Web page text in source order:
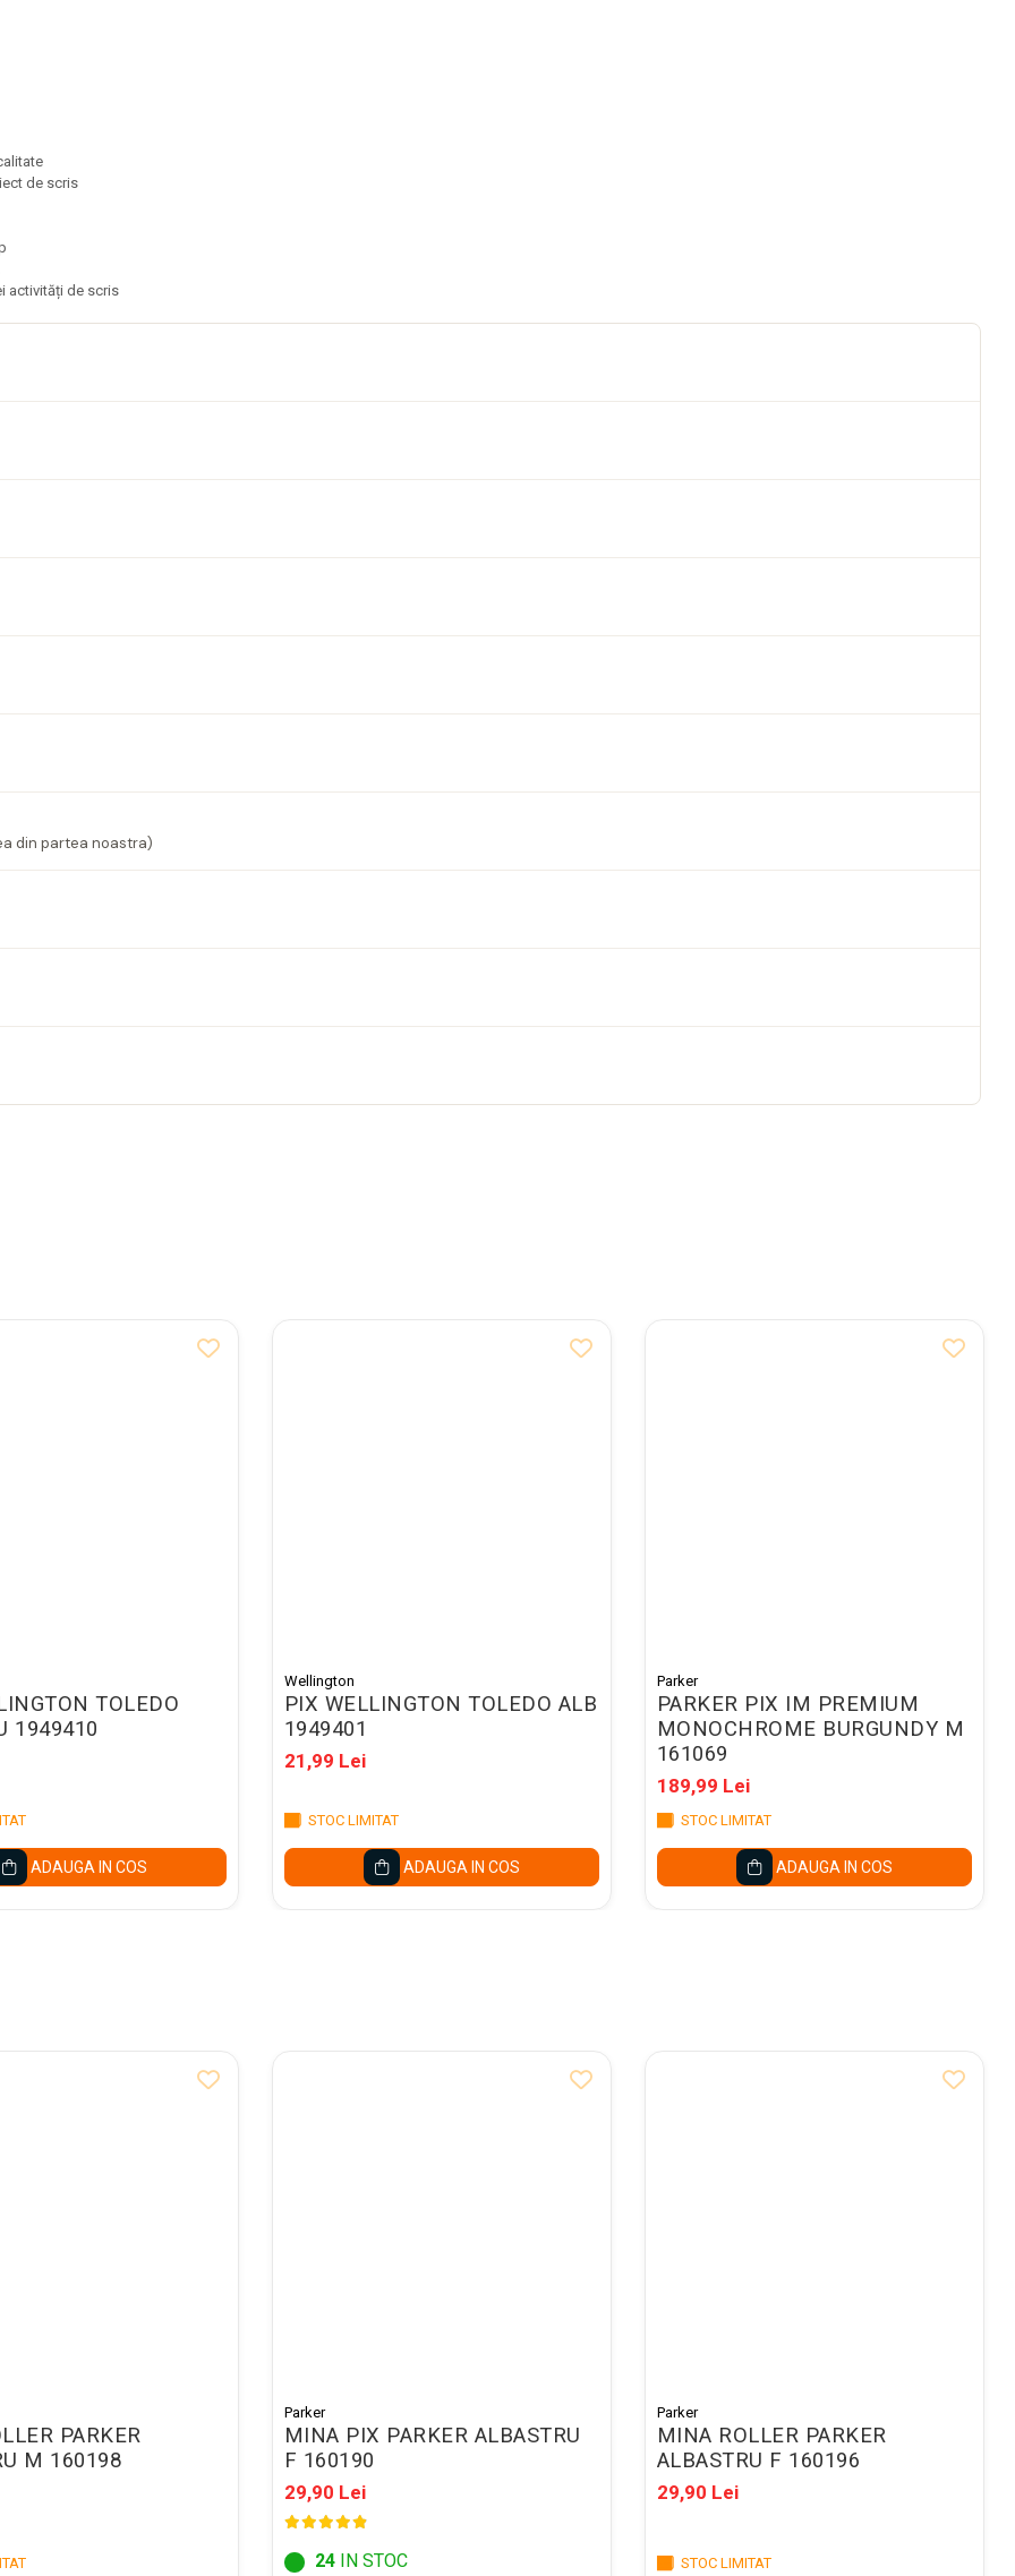
de scris
activități de scris
din partea noastra)
TOLEDO
1949410
ADAUGA IN COS
Wellington
PIX WELLINGTON TOLEDO ALB
1949401
21,99 Lei
STOC LIMITAT
ADAUGA IN COS
Parker
PARKER PIX IM PREMIUM
MONOCHROME BURGUNDY M
161069
189,99 Lei
STOC LIMITAT
ADAUGA IN COS
PARKER
M 160198
Parker
MINA PIX PARKER ALBASTRU
F 160190
29,90 Lei
24IN STOC
Parker
MINA ROLLER PARKER
ALBASTRU F 160196
29,90 Lei
STOC LIMITAT